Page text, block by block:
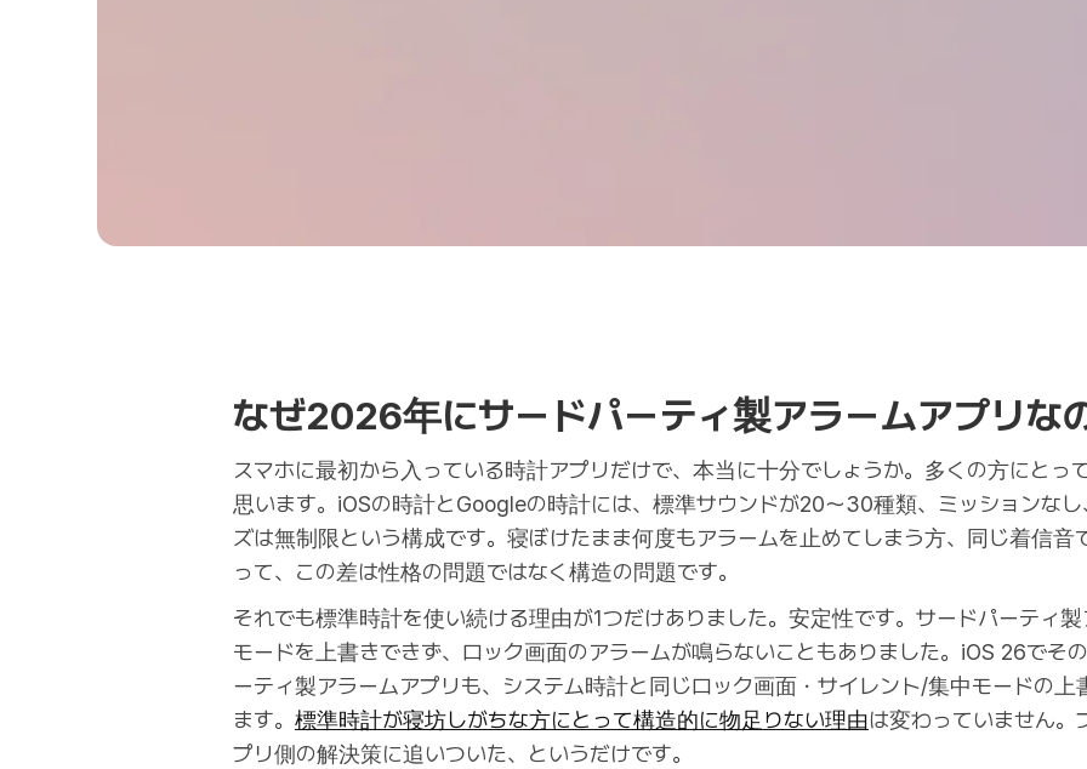
なぜ2026年にサードパーティ製アラームアプリな
スマホに最初から入っている時計アプリだけで、本当に十分でしょうか。多くの方にとって
思います。iOSの時計とGoogleの時計には、標準サウンドが20〜30種類、ミッションな
ズは無制限という構成です。寝ぼけたまま何度もアラームを止めてしまう方、同じ着信音
って、この差は性格の問題ではなく構造の問題です。
それでも標準時計を使い続ける理由が1つだけありました。安定性です。サードパーティ
モードを上書きできず、ロック画面のアラームが鳴らないこともありました。iOS 26でそ
ーティ製アラームアプリも、システム時計と同じロック画面・サイレント/集中モードの
ます。 標準時計が寝坊しがちな方にとって構造的に物足りない理由は変わっていません。
プリ側の解決策に追いついた、というだけです。